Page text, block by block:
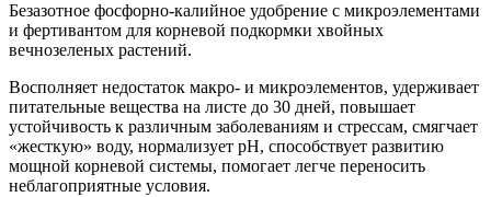
Безазотное фосфорно-калийное удобрение с микроэлементами
и фертивантом для корневой подкормки хвойных
вечнозеленых растений.
Восполняет недостаток макро- и микроэлементов, удерживает
питательные вещества на листе до 30 дней, повышает
устойчивость к различным заболеваниям и стрессам, смягчает
«жесткую» воду, нормализует pH, способствует развитию
мощной корневой системы, помогает легче переносить
неблагоприятные условия.